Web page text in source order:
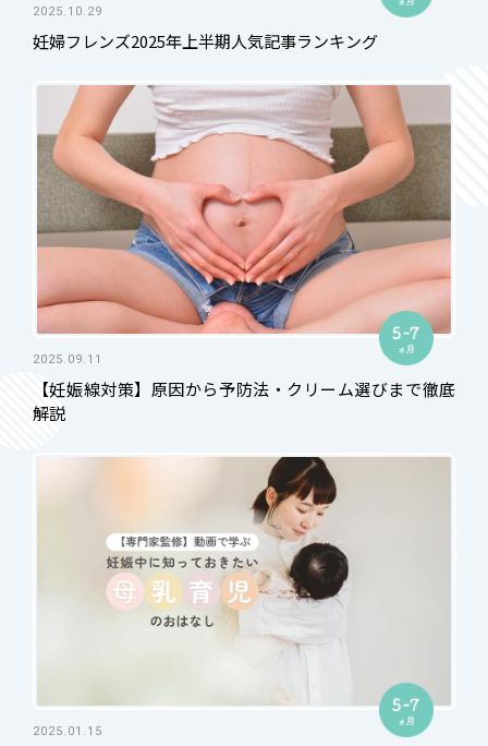
2025.10.29
妊婦フレンズ2025年上半期人気記事ランキング
2025.09.11
【妊娠線対策】原因から予防法・クリーム選びまで徹底
解説
2025.01.15